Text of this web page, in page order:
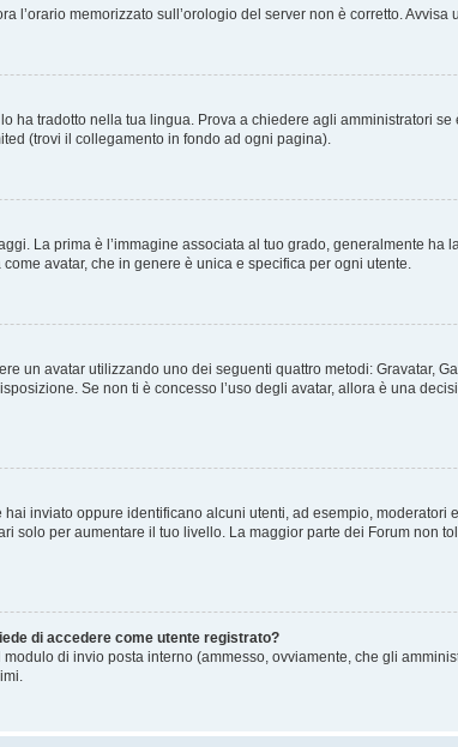
l’orario memorizzato sull’orologio del server non è corretto.
ha tradotto nella tua lingua. Prova a chiedere agli amministratori
(trovi il collegamento in fondo ad ogni pagina).
La prima è l’immagine associata al tuo grado, generalmente ha
avatar, che in genere è unica e specifica per ogni utente.
un avatar utilizzando uno dei seguenti quattro metodi: Gravatar,
Se non ti è concesso l’uso degli avatar, allora è una
inviato oppure identificano alcuni utenti, ad esempio, moderatori
per aumentare il tuo livello. La maggior parte dei Forum non
di accedere come utente registrato?
di invio posta interno (ammesso, ovviamente, che gli